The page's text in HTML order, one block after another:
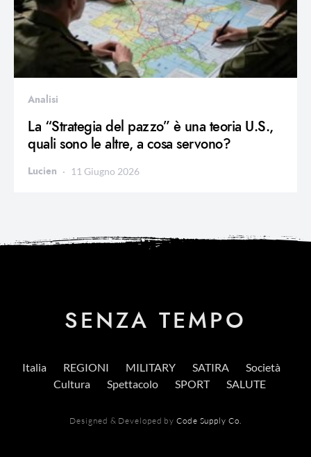
Analisi
La “Strategia del pazzo” è una teoria U.S.,
quali sono le altre, a cosa servono?
Lucien 11 Giugno 2026
SENZA TEMPO
Italia REGIONI MILITARY SATIRA
Società
Cultura
Spettacolo SPORT SALUTE
Designed & Developed byCode Supply Co.